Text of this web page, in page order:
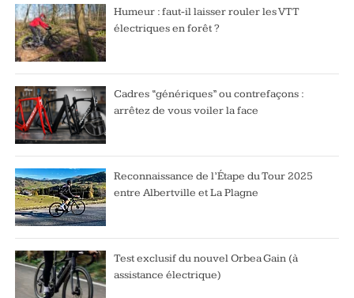
Humeur : faut-il laisser rouler les VTT
électriques en forêt ?
Cadres “génériques” ou contrefaçons :
arrêtez de vous voiler la face
Reconnaissance de l’Étape du Tour 2025
entre Albertville et La Plagne
Test exclusif du nouvel Orbea Gain (à
assistance électrique)